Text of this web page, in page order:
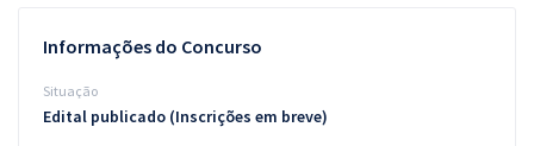
Conteúdo gratuito
Blog
Informações do Concurso
Situação
Edital publicado (Inscrições em breve)